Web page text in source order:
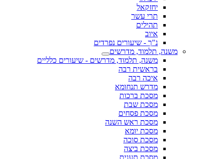
יחזקאל
תרי עשר
תהילים
איוב
נ"ך - שיעורים נפרדים
משנה, תלמוד, מדרשים
משנה, תלמוד, מדרשים - שיעורים כלליים
בראשית רבה
איכה רבה
מדרש תנחומא
מסכת ברכות
מסכת שבת
מסכת פסחים
מסכת ראש השנה
מסכת יומא
מסכת סוכה
מסכת ביצה
מסכת תענית